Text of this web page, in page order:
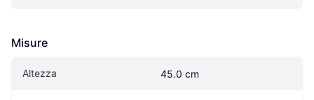
Misure
Altezza 45.0 cm